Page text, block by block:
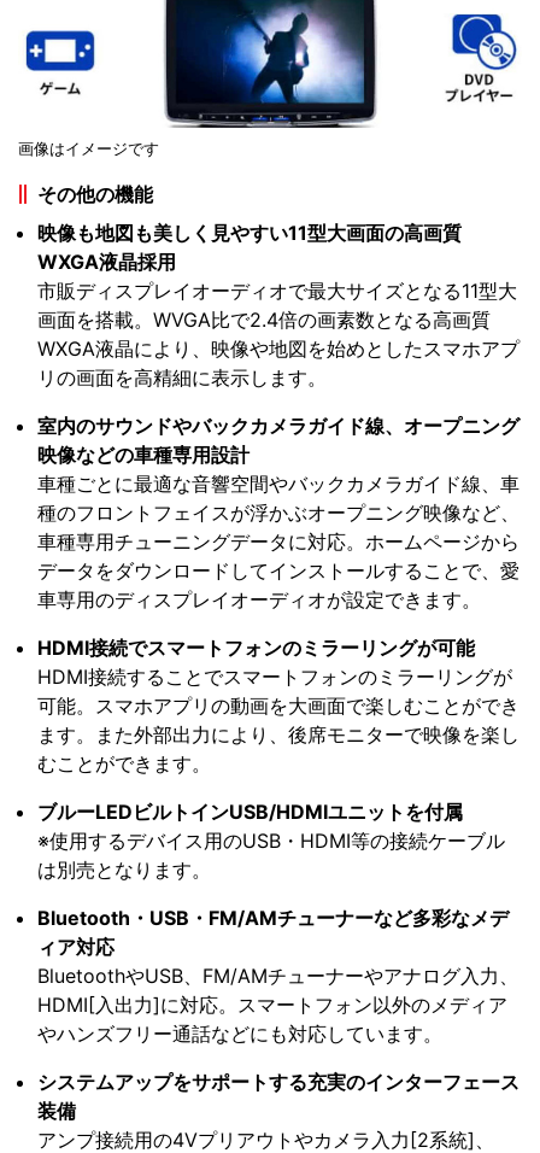
画像はイメージです
その他の機能
映像も地図も美しく見やすい11型大画面の高画質
WXGA液晶採用
市販ディスプレイオーディオで最大サイズとなる11型大
画面を搭載。WVGA比で2.4倍の画素数となる高画質
WXGA液晶により、映像や地図を始めとしたスマホアプ
リの画面を高精細に表示します。
室内のサウンドやバックカメラガイド線、オープニング
映像などの車種専用設計
車種ごとに最適な音響空間やバックカメラガイド線、車
種のフロントフェイスが浮かぶオープニング映像など、
車種専用チューニングデータに対応。ホームページから
データをダウンロードしてインストールすることで、愛
車専用のディスプレイオーディオが設定できます。
HDMI接続でスマートフォンのミラーリングが可能
HDMI接続することでスマートフォンのミラーリングが
可能。スマホアプリの動画を大画面で楽しむことができ
ます。また外部出力により、後席モニターで映像を楽し
むことができます。
ブルーLEDビルトインUSB/HDMIユニットを付属
※使用するデバイス用のUSB・HDMI等の接続ケーブル
は別売となります。
Bluetooth・USB・FM/AMチューナーなど多彩なメデ
ィア対応
BluetoothやUSB、FM/AMチューナーやアナログ入力、
HDMI[入出力]に対応。スマートフォン以外のメディア
やハンズフリー通話などにも対応しています。
システムアップをサポートする充実のインターフェース
装備
アンプ接続用の4Vプリアウトやカメラ入力[2系統]、